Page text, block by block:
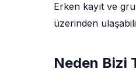
Erken kayıt ve
üzerinden
Neden Bizi